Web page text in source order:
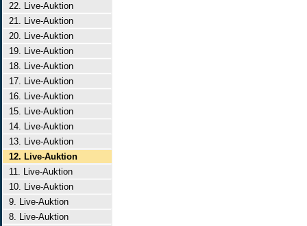
22. Live-Auktion
21. Live-Auktion
20. Live-Auktion
19. Live-Auktion
18. Live-Auktion
17. Live-Auktion
16. Live-Auktion
15. Live-Auktion
14. Live-Auktion
13. Live-Auktion
12. Live-Auktion
11. Live-Auktion
10. Live-Auktion
9. Live-Auktion
8. Live-Auktion